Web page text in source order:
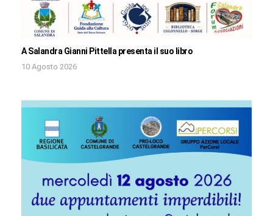
A Salandra Gianni Pittella presenta il suo libro
10 Agosto 2026